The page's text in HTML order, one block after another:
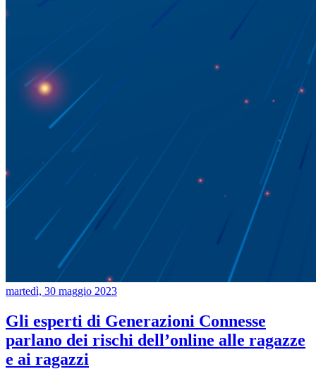
martedì, 30 maggio 2023
Gli esperti di Generazioni Connesse
parlano dei rischi dell’online alle ragazze
e ai ragazzi